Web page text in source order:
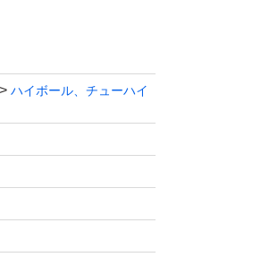
ハイボール、チューハイ